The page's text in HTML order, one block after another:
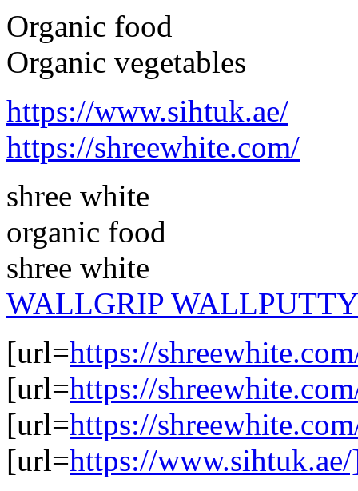
Organic food
Organic vegetables
https://www.sihtuk.ae/
https://shreewhite.com/
shree white
organic food
shree white
WALLGRIP WALLPUTTY
[url=https://
[url=https://
[url=https://
[url=https://